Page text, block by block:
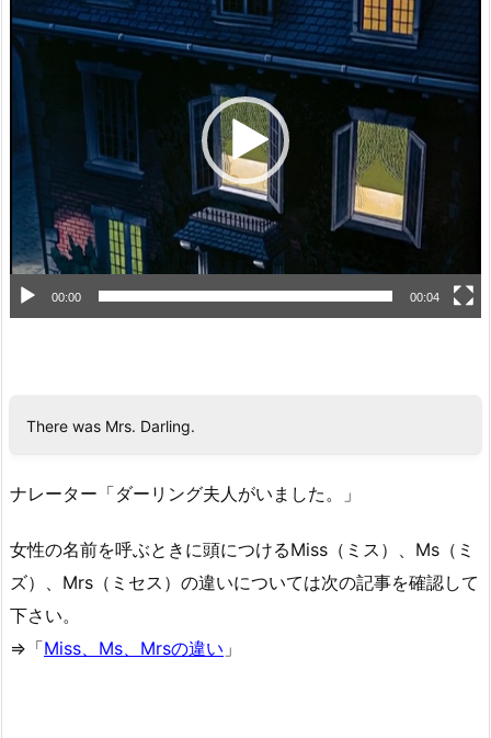
画
プ
00:00 00:04
There was Mrs. Darling.
ナレーター「ダーリング夫人がいました。」
女性の名前を呼ぶときに頭につけるMiss（ミス）、Ms（ミ
ズ）、Mrs（ミセス）の違いについては次の記事を確認して
下さい。
⇒「Miss、Ms、Mrsの違い 」